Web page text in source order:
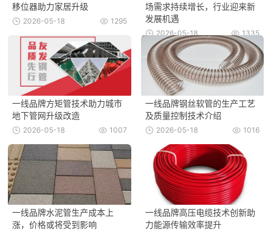
移位器助力家居升级
1295
2026-05-18
场需求持续增长，行业迎来新
发展机遇
1335
2026-05-18
一线品牌方矩管技术助力城市
地下管网升级改造
1007
2026-05-18
一线品牌钢丝软管的生产工艺
及质量控制技术介绍
1016
2026-05-18
一线品牌水泥管生产成本上
涨，价格或将受到影响
一线品牌高压电缆技术创新助
力能源传输效率提升